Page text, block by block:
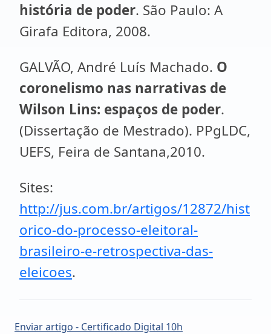
história de poder. São Paulo: A
Girafa Editora, 2008.
GALVÃO, André Luís Machado. O
coronelismo nas narrativas de
Wilson Lins: espaços de poder.
(Dissertação de Mestrado). PPgLDC,
UEFS, Feira de Santana,2010.
Sites:
http://jus.com.br/artigos/12872/hist
orico-do-processo-eleitoral-
brasileiro-e-retrospectiva-das-
eleicoes.
Enviar artigo - Certificado Digital 10h